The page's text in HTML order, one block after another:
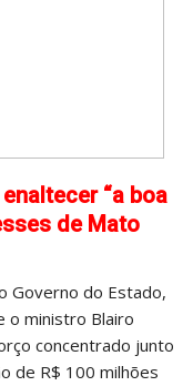
“a boa
de Mato
Governo do Estado,
o ministro Blairo
concentrado junto
de R$ 100 milhões